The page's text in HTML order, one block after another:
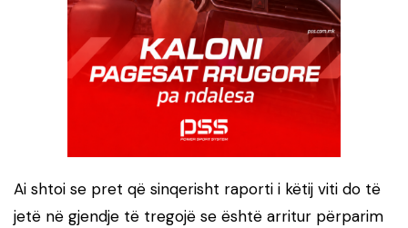
Ai shtoi se pret që sinqerisht raporti i këtij viti do të
jetë në gjendje të tregojë se është arritur përparim